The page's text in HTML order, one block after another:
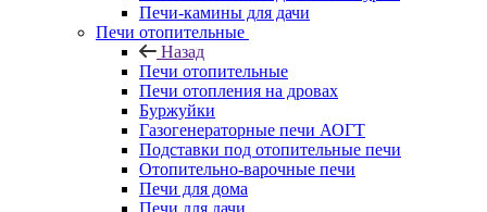
Печи-камины для дачи
Печи отопительные
Назад
Печи отопительные
Печи отопления на дровах
Буржуйки
Газогенераторные печи АОГТ
Подставки под отопительные печи
Отопительно-варочные печи
Печи для дома
Печи для дачи